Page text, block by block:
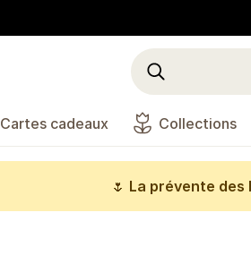
Cartes cadeaux Collections
🌷 La prévente des